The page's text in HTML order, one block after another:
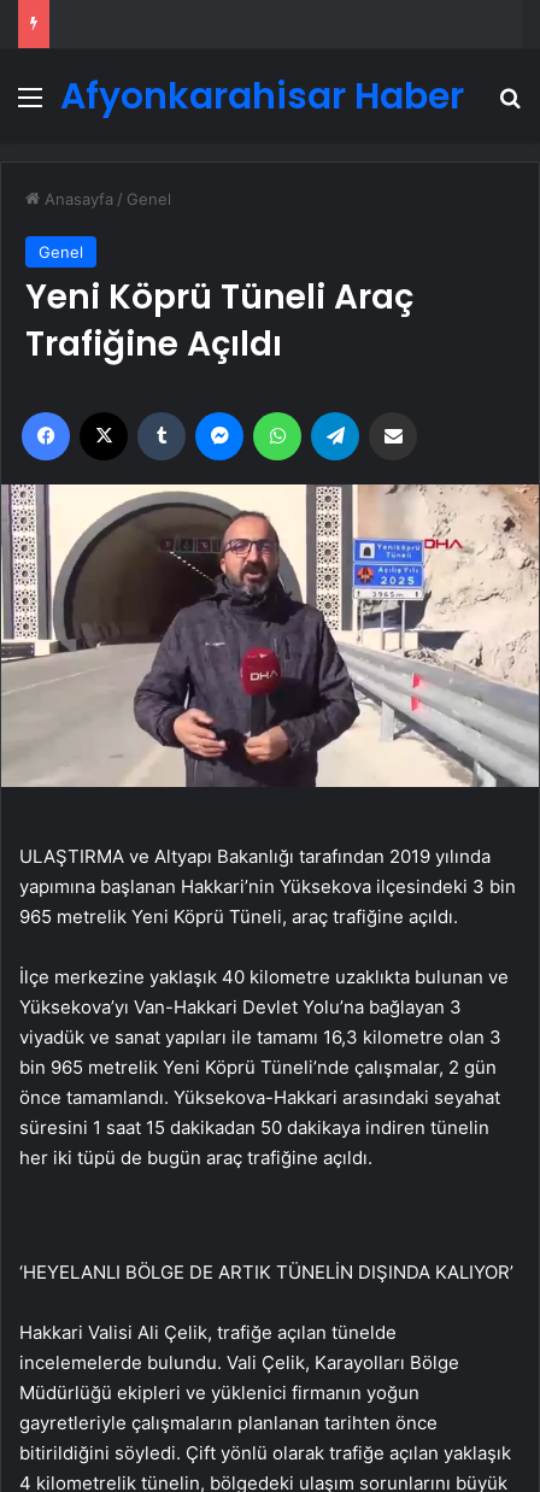
Menü
Afyonkarahisar Haber
Anasayfa / Genel
Genel
Yeni Köprü Tüneli Araç
Trafiğine Açıldı
Facebook Tumblr MessengerWhatsApp
ULAŞTIRMA ve Altyapı Bakanlığı tarafından 2019 yılında
yapımına başlanan Hakkari’nin Yüksekova ilçesindeki 3 bin
965 metrelik Yeni Köprü Tüneli, araç trafiğine açıldı.
İlçe merkezine yaklaşık 40 kilometre uzaklıkta bulunan ve
Yüksekova’yı Van-Hakkari Devlet Yolu’na bağlayan 3
viyadük ve sanat yapıları ile tamamı 16,3 kilometre olan 3
bin 965 metrelik Yeni Köprü Tüneli’nde çalışmalar, 2 gün
önce tamamlandı. Yüksekova-Hakkari arasındaki seyahat
süresini 1 saat 15 dakikadan 50 dakikaya indiren tünelin
her iki tüpü de bugün araç trafiğine açıldı.
‘HEYELANLI BÖLGE DE ARTIK TÜNELİN DIŞINDA KALIYOR’
Hakkari Valisi Ali Çelik, trafiğe açılan tünelde
incelemelerde bulundu. Vali Çelik, Karayolları Bölge
Müdürlüğü ekipleri ve yüklenici firmanın yoğun
gayretleriyle çalışmaların planlanan tarihten önce
bitirildiğini söyledi. Çift yönlü olarak trafiğe açılan yaklaşık
4 kilometrelik tünelin, bölgedeki ulaşım sorunlarını büyük